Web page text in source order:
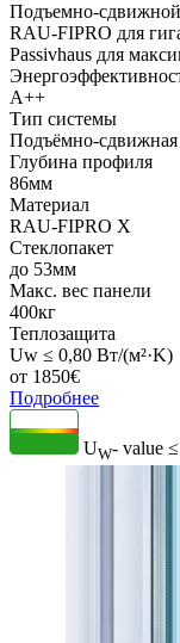
Подъемно-сдвижной
RAU-FIPRO для
Passivhaus для
A++
Тип системы
Подъёмно-
Глубина профиля
86мм
Материал
RAU-FIPRO X
Стеклопакет
до 53мм
Макс. вес панели
400кг
Теплозащита
Uw ≤ 0,80 Вт/(м²·K)
от 1850€
Подробнее
UW- value